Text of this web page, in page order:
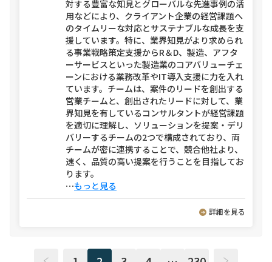
対する豊富な知見とグローバルな先進事例の活
用などにより、クライアント企業の経営課題へ
のタイムリーな対応とサステナブルな成長を支
援しています。特に、業界知見がより求められ
る事業戦略策定支援からR＆D、製造、アフタ
ーサービスといった製造業のコアバリューチェ
ーンにおける業務改革やIT導入支援に力を入れ
ています。チームは、案件のリードを創出する
営業チームと、創出されたリードに対して、業
界知見を有しているコンサルタントが経営課題
を適切に理解し、ソリューションを提案・デリ
バリーするチームの2つで構成されており、両
チームが密に連携することで、競合他社より、
速く、品質の高い提案を行うことを目指してお
ります。
⋯もっと見る
詳細を見る